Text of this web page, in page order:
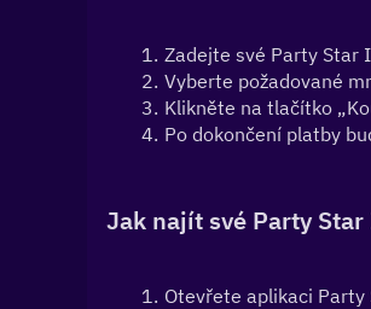
Zadejte své Party Star
Vyberte požadované
Klikněte na tlačítko
Po dokončení platby
Jak najít své Party Star
Otevřete aplikaci Party